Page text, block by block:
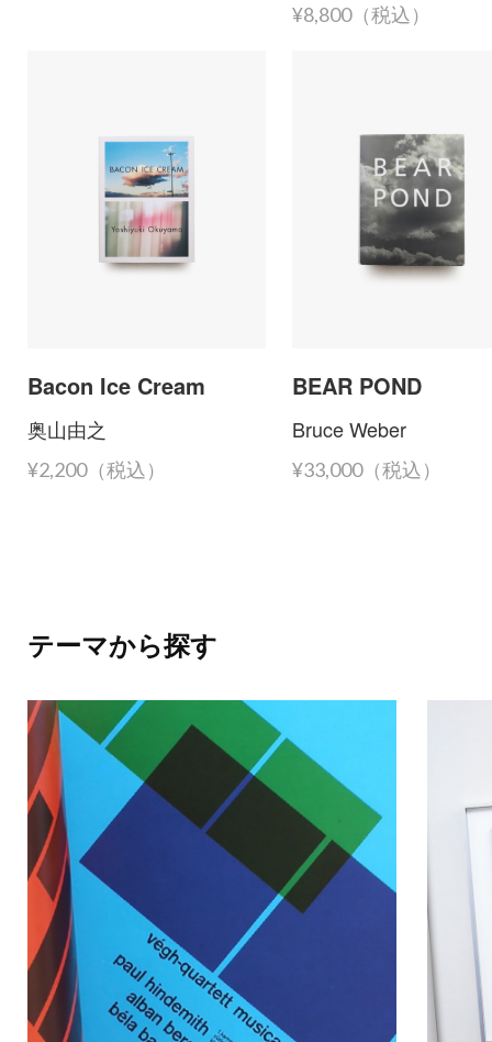
¥8,800（税込）
Bacon Ice Cream
奥山由之
¥2,200（税込）
BEAR POND
Bruce Weber
¥33,000（税込）
テーマから探す